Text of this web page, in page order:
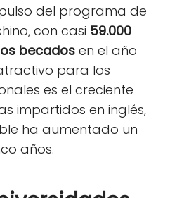
del programa de
con casi 59.000
becados en el año
para los
es el creciente
impartidos en inglés,
ha aumentado un
años.